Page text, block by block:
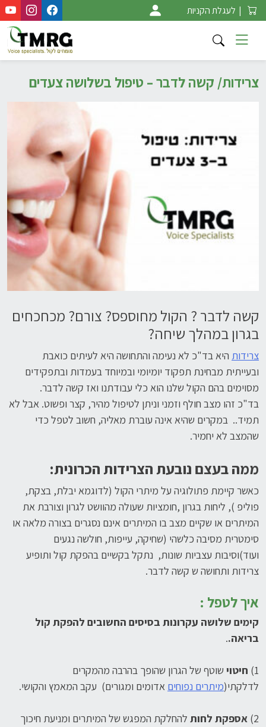
Skip
to
content
| לעגלת הקניות
צרידות/ קשה לדבר – טיפול בשלושה צעדים
קשה לדבר ? הקול מחוספס? צורם? מכחכחים
בגרון במהלך שיחה?
צרידות היא בד"כ לא נעימה והתחושה היא לעיתים כואבת
ובעייתית מבחינת תפקוד יומיומי ובמיוחד בעמדות ובתפקידים
מסוימים בהם הקול שלנו הוא כלי עבודתנו ואז קשה לדבר.
בד"כ זהו מצב חולף וזמני וניתן לטיפול מהיר, קצר ופשוט. אבל לא
תמיד.. במקרים שהיא אינה עוברת מאליה, חשוב לטפל כדי
שהמצב לא יחמיר.
ממה בעצם נובעת הצרידות הכרונית:
כאשר קיימת פתולוגיה על מיתרי הקול (לדוגמא יבלת, בצקת,
פוליפ ), ליחות בגרון ,חומציות שעולה מהוושט לגרון וצורבת את
המיתרים או שקיים מצב בו המיתרים אינם נסגרים בצורה מלאה או
סימטרית מסיבה כלשהי (שחיקה, עייפות, חולשה נגעים
ועוד)וסיבות עצביות שונות, נתקל בקשיים בהפקת קול ותופיע
צרידות ותחושה ש קשה לדבר.
איך לטפל :
קימים שלושה עקרונות בסיסים החשובים להפקת קול
בריאה..
1) חיטוי שוטף של הגרון שהופך בהרבה מהמקרים
לדלקתי(מיתרים נפוחים אדומים ומגורים) עקב המאמץ והקושי.
2) אספקת לחות להחלקת המפגש של המיתרים ומניעת חיכוך